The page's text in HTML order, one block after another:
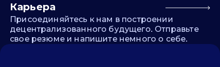
Карьера
Присоединяйтесь к нам в построении
децентрализованного будущего. Отправьте
свое резюме и напишите немного о себе.